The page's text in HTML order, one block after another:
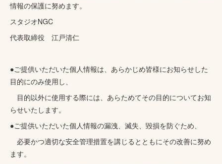
情報の保護に努めます。
スタジオNGC
代表取締役 江戸清仁
●ご提供いただいた個人情報は、あらかじめ皆様にお知らせした
目的にのみ使用し、
目的以外に使用する際には、あらためてその目的についてお知
らせいたします。
●ご提供いただいた個人情報の漏洩、滅失、毀損を防ぐため、
必要かつ適切な安全管理措置を講じるとともにその改善に努め
ます。